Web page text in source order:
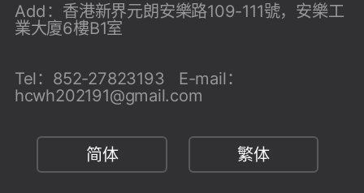
Add：香港新界元朗安樂路109-111號，安樂工
業大廈6樓B1室
Tel： 852-27823193 E-mail：
hcwh202191@gmail.com
简体 繁体